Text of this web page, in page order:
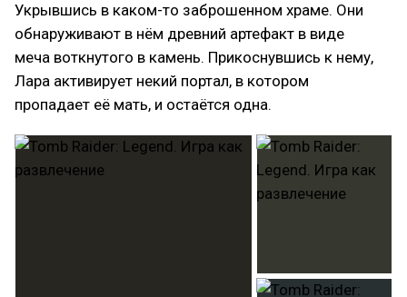
Укрывшись в каком-то заброшенном храме. Они
обнаруживают в нём древний артефакт в виде
меча воткнутого в камень. Прикоснувшись к нему,
Лара активирует некий портал, в котором
пропадает её мать, и остаётся одна.